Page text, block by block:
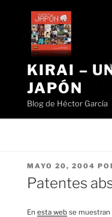
contenido
KIRAI –
JAPÓN
Blog de Héctor García
PUBLICADO
EL
MAYO 20, 2004
Patentes
En esta web se muestran